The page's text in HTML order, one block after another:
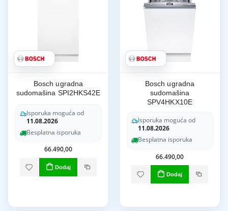
Bosch ugradna
sudomašina SPI2HKS42E
Isporuka moguća od
11.08.2026
Besplatna isporuka
66.490,00
Dodaj
Bosch ugradna
sudomašina
SPV4HKX10E
Isporuka moguća od
11.08.2026
Besplatna isporuka
66.490,00
Dodaj